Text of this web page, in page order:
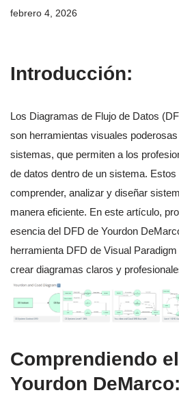
febrero 4, 2026
Introducción:
Los Diagramas de Flujo de Datos
son herramientas visuales
sistemas, que permiten a los
de datos dentro de un sistema.
comprender, analizar y diseñar
manera eficiente. En este artículo,
esencia del DFD de Yourdon
herramienta DFD de Visual
crear diagramas claros y
Comprendiendo
Yourdon DeMarco: